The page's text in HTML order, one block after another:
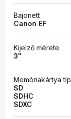
Bajonett
Canon EF
Kijelző mérete
3"
Memóriakártya
SD
SDHC
SDXC